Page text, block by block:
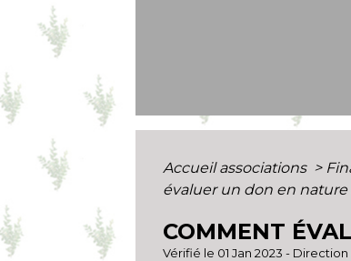
Accueil associations >
évaluer un don en nature
COMMENT
Vérifié le 01 Jan 2023 -